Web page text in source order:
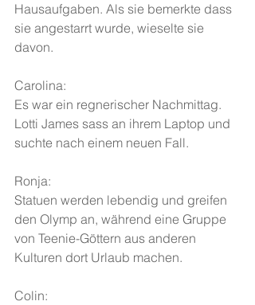
Hausaufgaben. Als sie bemerkte dass
sie angestarrt wurde, wieselte sie
davon.
Carolina:
Es war ein regnerischer Nachmittag.
Lotti James sass an ihrem Laptop und
suchte nach einem neuen Fall.
Ronja:
Statuen werden lebendig und greifen
den Olymp an, während eine Gruppe
von Teenie-Göttern aus anderen
Kulturen dort Urlaub machen.
Colin: